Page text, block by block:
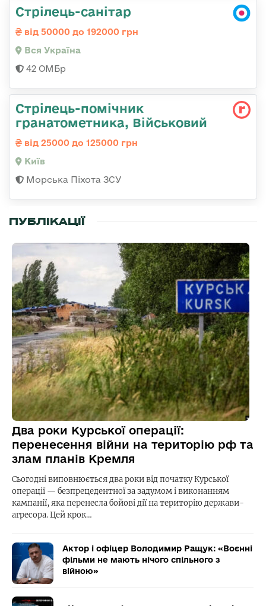
Стрілець-санітар
від 50000 до 192000 грн
Вся Україна
42 ОМБр
Стрілець-помічник
гранатометника, Військовий
від 25000 до 125000 грн
Київ
Морська Піхота ЗСУ
ПУБЛІКАЦІЇ
Два роки Курської операції:
перенесення війни на територію рф та
злам планів Кремля
Сьогодні виповнюється два роки від початку Курської
операції — безпрецедентної за задумом і виконанням
кампанії, яка перенесла бойові дії на територію держави-
агресора. Цей крок…
Актор і офіцер Володимир Ращук: «Воєнні
фільми не мають нічого спільного з
війною»